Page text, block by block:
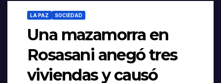
LA PAZ SOCIEDAD
Una mazamorra en
Rosasani anegó tres
viviendas y causó